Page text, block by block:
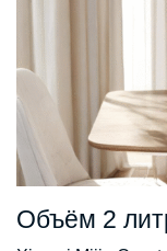
Объём 2